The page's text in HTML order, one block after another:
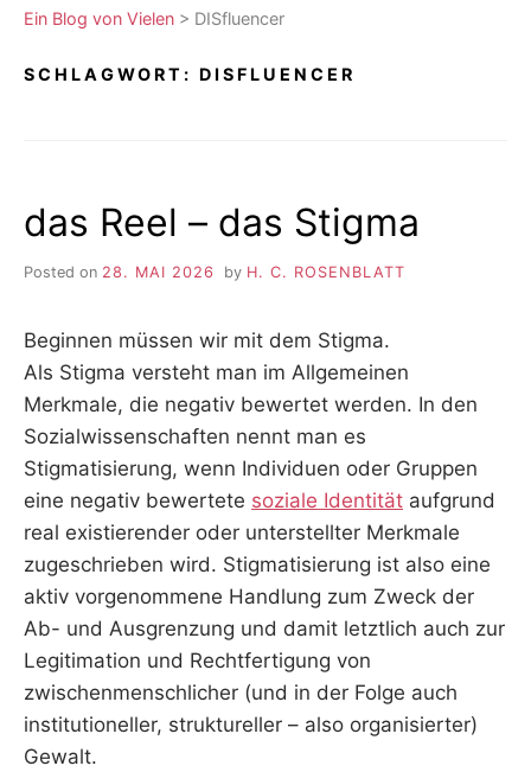
Ein Blog von Vielen > DISfluencer
SCHLAGWORT: DISFLUENCER
das Reel – das Stigma
Posted on 28. MAI 2026 by H. C. ROSENBLATT
Beginnen müssen wir mit dem Stigma.
Als Stigma versteht man im Allgemeinen
Merkmale, die negativ bewertet werden. In den
Sozialwissenschaften nennt man es
Stigmatisierung, wenn Individuen oder Gruppen
eine negativ bewertete soziale Identität aufgrund
real existierender oder unterstellter Merkmale
zugeschrieben wird. Stigmatisierung ist also eine
aktiv vorgenommene Handlung zum Zweck der
Ab- und Ausgrenzung und damit letztlich auch zur
Legitimation und Rechtfertigung von
zwischenmenschlicher (und in der Folge auch
institutioneller, struktureller – also organisierter)
Gewalt.